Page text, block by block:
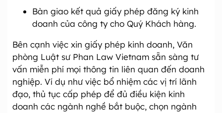
Bàn giao kết quả giấy phép đăng ký kinh
doanh của công ty cho Quý Khách hàng.
Bên cạnh việc xin giấy phép kinh doanh, Văn
phòng Luật sư Phan Law Vietnam sẵn sàng tư
vấn miễn phí mọi thông tin liên quan đến doanh
nghiệp. Ví dụ như việc bổ nhiệm các vị trí lãnh
đạo, thủ tục cấp phép để đủ điều kiện kinh
doanh các ngành nghề bắt buộc, chọn ngành